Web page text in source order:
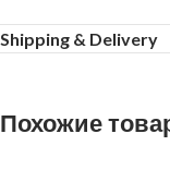
Shipping & Delivery
Похожие